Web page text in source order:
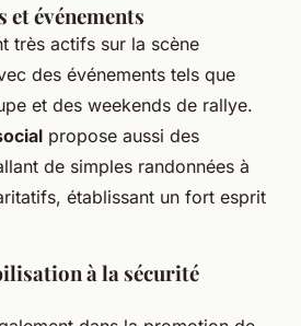
et événements
très actifs sur la scène
des événements tels que
et des weekends de rallye.
propose aussi des
de simples randonnées à
établissant un fort esprit
à la sécurité